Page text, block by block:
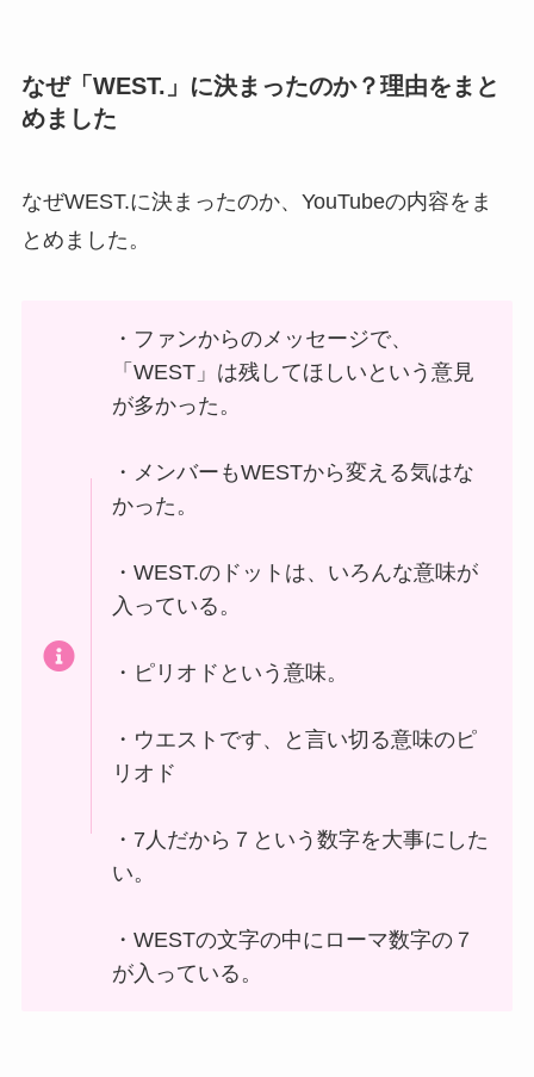
なぜ「WEST.」に決まったのか？理由をまと
めました
なぜWEST.に決まったのか、YouTubeの内容をま
とめました。
・ファンからのメッセージで、
「WEST」は残してほしいという意見
が多かった。
・メンバーもWESTから変える気はな
かった。
・WEST.のドットは、いろんな意味が
入っている。
・ピリオドという意味。
・ウエストです、と言い切る意味のピ
リオド
・7人だから７という数字を大事にした
い。
・WESTの文字の中にローマ数字の７
が入っている。